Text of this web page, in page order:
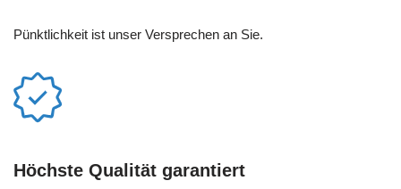
Pünktlichkeit ist unser Versprechen an Sie.
Höchste Qualität garantiert